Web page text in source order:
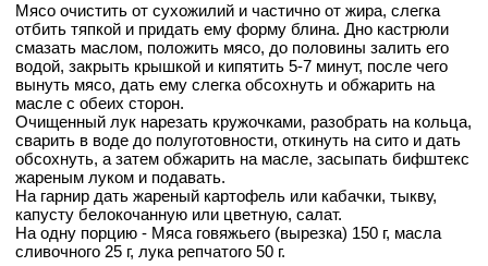
Мясо очистить от сухожилий и частично от жира, слегка
отбить тяпкой и придать ему форму блина. Дно кастрюли
смазать маслом, положить мясо, до половины залить его
водой, закрыть крышкой и кипятить 5-7 минут, после чего
вынуть мясо, дать ему слегка обсохнуть и обжарить на
масле с обеих сторон.
Очищенный лук нарезать кружочками, разобрать на кольца,
сварить в воде до полуготовности, откинуть на сито и дать
обсохнуть, а затем обжарить на масле, засыпать бифштекс
жареным луком и подавать.
На гарнир дать жареный картофель или кабачки, тыкву,
капусту белокочанную или цветную, салат.
На одну порцию - Мяса говяжьего (вырезка) 150 г, масла
сливочного 25 г, лука репчатого 50 г.